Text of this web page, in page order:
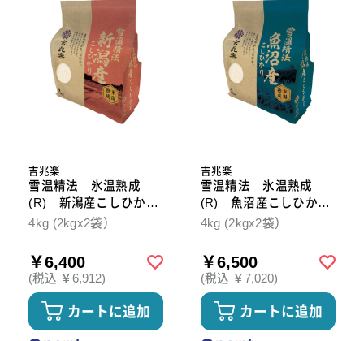
吉兆楽
雪温精法 氷温熟成
(R) 新潟産こしひか
り 4kg
4kg (2kgx2袋）
￥6,400
(税込 ￥6,912)
カートに追加
吉兆楽
雪温精法 氷温熟成
(R) 魚沼産こしひか
り 4kg
4kg (2kgx2袋）
￥6,500
(税込 ￥7,020)
カートに追加